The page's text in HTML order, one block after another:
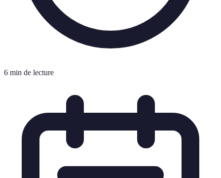
6 min de lecture